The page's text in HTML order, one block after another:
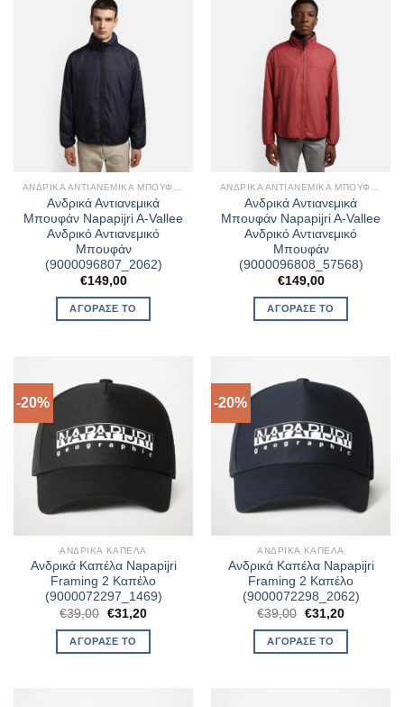
Ανδρικά Αντιανεμικά
Μπουφάν Napapijri A-Vallee
Ανδρικό Αντιανεμικό
Μπουφάν
(9000096807_2062)
€149,00
ΑΓΌΡΑΣΈ ΤΟ
Ανδρικά Αντιανεμικά
Μπουφάν Napapijri A-Vallee
Ανδρικό Αντιανεμικό
Μπουφάν
(9000096808_57568)
€149,00
ΑΓΌΡΑΣΈ ΤΟ
-20%
ΑΝΔΡΙΚΆ ΚΑΠΈΛΑ
Ανδρικά Καπέλα Napapijri
Framing 2 Καπέλο
(9000072297_1469)
€39,00 Original
was:
€39,00.
€31,20Η
ΑΓΌΡΑΣΈ ΤΟ
-20%
ΑΝΔΡΙΚΆ ΚΑΠΈΛΑ
Ανδρικά Καπέλα Napapijri
Framing 2 Καπέλο
(9000072298_2062)
€39,00 Original
was:
€39,00.
€31,20Η
ΑΓΌΡΑΣΈ ΤΟ